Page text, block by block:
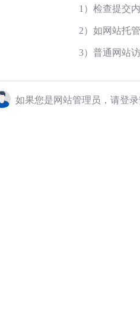
1）检查提交
2）如网站托
3）普通网站
如果您是网站管理员，请登